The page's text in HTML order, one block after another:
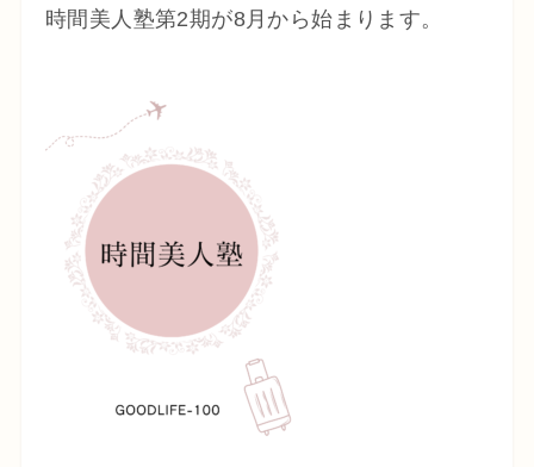
時間美人塾第2期が8月から始まります。